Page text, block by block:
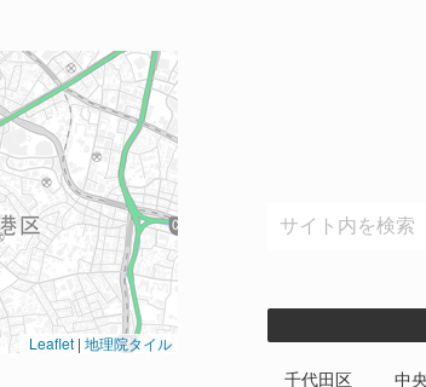
Leaflet | 地理院タイル
千代田区 中